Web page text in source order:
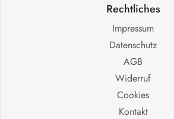
Rechtliches
Impressum
Datenschutz
AGB
Widerruf
Cookies
Kontakt